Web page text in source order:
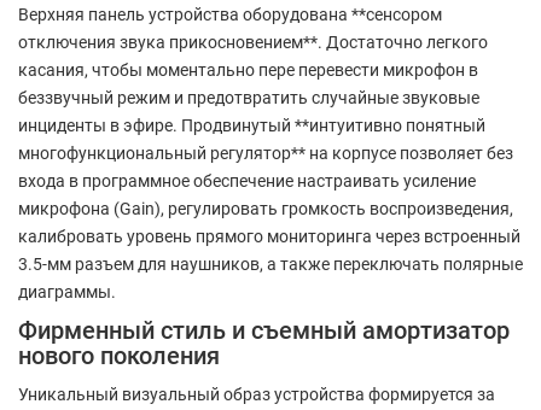
Верхняя панель устройства оборудована **сенсором
отключения звука прикосновением**. Достаточно легкого
касания, чтобы моментально пере перевести микрофон в
беззвучный режим и предотвратить случайные звуковые
инциденты в эфире. Продвинутый **интуитивно понятный
многофункциональный регулятор** на корпусе позволяет без
входа в программное обеспечение настраивать усиление
микрофона (Gain), регулировать громкость воспроизведения,
калибровать уровень прямого мониторинга через встроенный
3.5-мм разъем для наушников, а также переключать полярные
диаграммы.
Фирменный стиль и съемный амортизатор
нового поколения
Уникальный визуальный образ устройства формируется за